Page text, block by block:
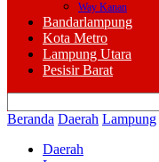
Way Kanan
Bandarlampung
Kota Metro
Lampung Utara
Pesisir Barat
Beranda Daerah Lampung
Daerah